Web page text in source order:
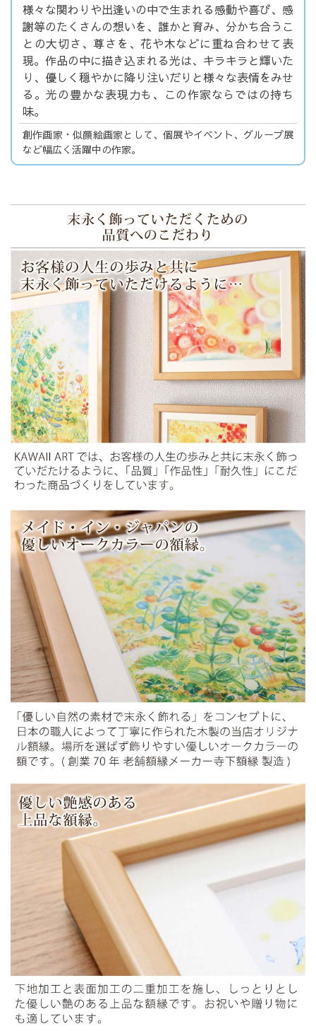
様々な関わりや出逢いの中で生まれる感動や喜び、感
謝等のたくさんの想いを、誰かと育み、分かち合うこ
との大切さ、尊さを、花や木などに重ね合わせて表
現。作品の中に描き込まれる光は、キラキラと輝いた
り、優しく穏やかに降り注いだりと様々な表情をみせ
る。光の豊かな表現力も、この作家ならではの持ち
味。
創作画家・似顔絵画家として、個展やイベント、グループ展
など幅広く活躍中の作家。